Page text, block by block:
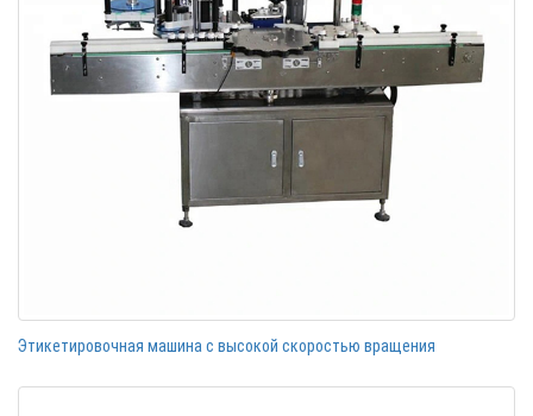
Этикетировочная машина с высокой скоростью вращения